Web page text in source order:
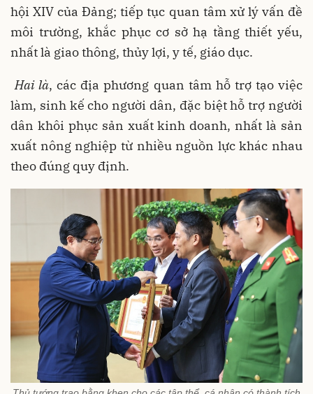
hội XIV của Đảng; tiếp tục quan tâm xử lý vấn đề
môi trường, khắc phục cơ sở hạ tầng thiết yếu,
nhất là giao thông, thủy lợi, y tế, giáo dục.
Hai là, các địa phương quan tâm hỗ trợ tạo việc
làm, sinh kế cho người dân, đặc biệt hỗ trợ người
dân khôi phục sản xuất kinh doanh, nhất là sản
xuất nông nghiệp từ nhiều nguồn lực khác nhau
theo đúng quy định.